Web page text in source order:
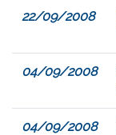
22/09/2008
04/09/2008
04/09/2008